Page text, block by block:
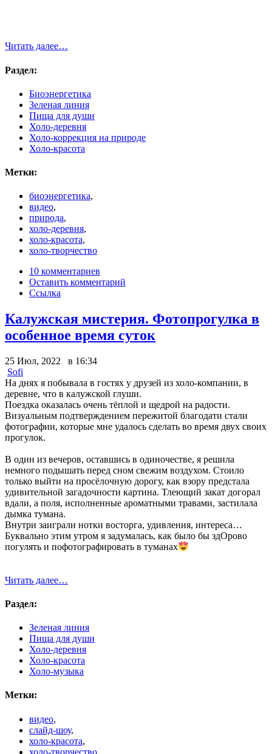
Читать далее…
Раздел:
Биоэнергетика
Зеленая линия
Пища для души
Холо-деревня
Холо-коррекция на природе
Холо-красота
Метки:
биоэнергетика,
видео,
природа,
холо-деревня,
холо-красота,
холо-творчество
10 комментариев
Оставить комментарий
Ссылка
Калужская мистерия. Фотопрогулка в
особенное время суток
25 Июл, 2022 в 16:34
Sofi
На днях я побывала в гостях у друзей из холо-компании, в
деревне, что в калужской глуши.
Поездка оказалась очень тёплой и щедрой на радости.
Визуальным подтверждением пережитой благодати стали
фотографии, которые мне удалось сделать во время двух своих
прогулок.
В один из вечеров, оставшись в одиночестве, я решила
немного подышать перед сном свежим воздухом. Стоило
только выйти на просёлочную дорогу, как взору предстала
удивительной загадочности картина. Тлеющий закат догорал
вдали, а поля, исполненные ароматными травами, застилала
дымка тумана.
Внутри заиграли нотки восторга, удивления, интереса…
Буквально этим утром я задумалась, как было бы здОрово
погулять и пофотографировать в туманах
Читать далее…
Раздел:
Зеленая линия
Пища для души
Холо-деревня
Холо-красота
Холо-музыка
Метки:
видео,
слайд-шоу,
холо-красота,
холо-творчество